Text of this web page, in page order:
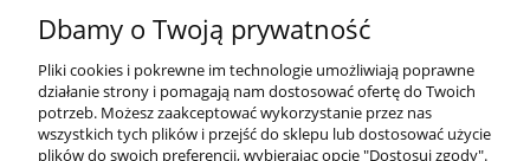
50,07 zł
DO KOSZYKA
Dbamy o Twoją prywatność
Pliki cookies i pokrewne im technologie umożliwiają poprawne
działanie strony i pomagają nam dostosować ofertę do Twoich
potrzeb. Możesz zaakceptować wykorzystanie przez nas
wszystkich tych plików i przejść do sklepu lub dostosować użycie
plików do swoich preferencji, wybierając opcję "Dostosuj zgody".